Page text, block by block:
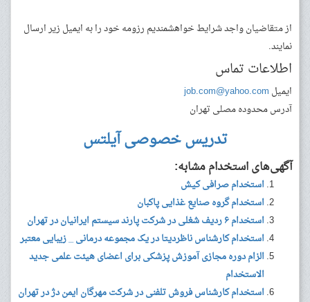
از متقاضیان واجد شرایط خواهشمندیم رزومه خود را به ایمیل زیر ارسال
نمایند.
اطلاعات تماس
ایمیل job.com@yahoo.com
آدرسمحدوده مصلی تهران
تدریس خصوصی آیلتس
آگهی‌های استخدام مشابه:
استخدام صرافی کیش
استخدام گروه صنایع غذایی پاکبان
استخدام ۶ ردیف شغلی در شرکت پارند سیستم ایرانیان در تهران
استخدام کارشناس ناظردیتا در یک مجموعه درمانی _ زیبایی معتبر
الزام دوره مجازی آموزش پزشکی برای اعضای هیئت علمی جدید
الاستخدام
استخدام کارشناس فروش تلفنی در شرکت مهرگان ایمن دژ در تهران